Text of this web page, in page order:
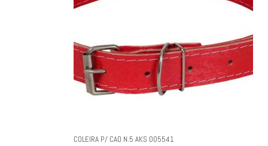
COLEIRA P/ CAO N.5 AKS 005541